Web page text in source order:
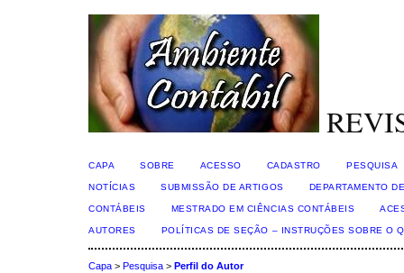
CAPA SOBRE ACESSO CADASTRO PESQUISA
NOTÍCIAS SUBMISSÃO DE ARTIGOS DEPARTAMENTO
CONTÁBEIS MESTRADO EM CIÊNCIAS CONTÁBEIS
AUTORES POLÍTICAS DE SEÇÃO – INSTRUÇÕES SOBRE O
Capa > Pesquisa > Perfil do Autor